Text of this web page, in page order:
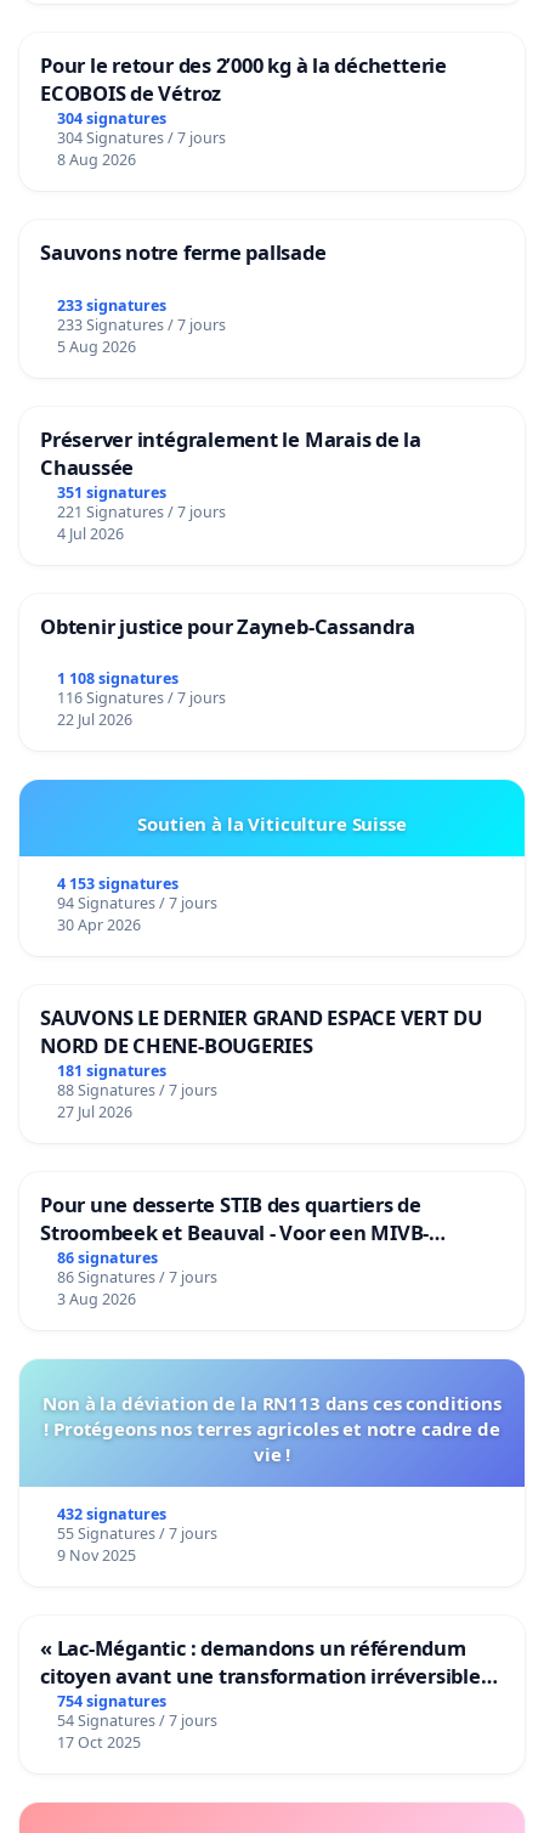
Pour le retour des 2’000 kg à la déchetterie
ECOBOIS de Vétroz
304 signatures
304 Signatures / 7 jours
8 Aug 2026
Sauvons notre ferme pallsade
233 signatures
233 Signatures / 7 jours
5 Aug 2026
Préserver intégralement le Marais de la
Chaussée
351 signatures
221 Signatures / 7 jours
4 Jul 2026
Obtenir justice pour Zayneb-Cassandra
1 108 signatures
116 Signatures / 7 jours
22 Jul 2026
Soutien à la Viticulture Suisse
4 153 signatures
94 Signatures / 7 jours
30 Apr 2026
SAUVONS LE DERNIER GRAND ESPACE VERT DU
NORD DE CHENE-BOUGERIES
181 signatures
88 Signatures / 7 jours
27 Jul 2026
Pour une desserte STIB des quartiers de
Stroombeek et Beauval - Voor een MIVB-
bediening van de wijken Strombeek en Het
Voor
86 signatures
86 Signatures / 7 jours
3 Aug 2026
Non à la déviation de la RN113 dans ces conditions
! Protégeons nos terres agricoles et notre cadre de
vie !
432 signatures
55 Signatures / 7 jours
9 Nov 2025
« Lac-Mégantic : demandons un référendum
citoyen avant une transformation irréversible
de notre territoire »
754 signatures
54 Signatures / 7 jours
17 Oct 2025